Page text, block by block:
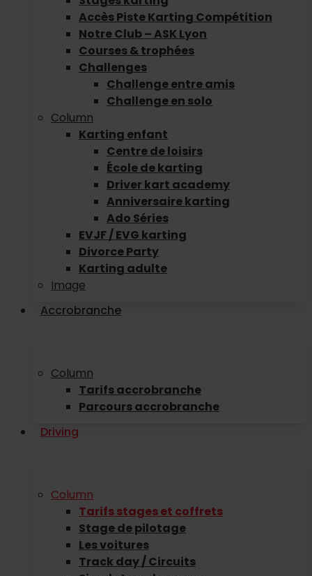
Accès Piste Karting Compétition
Notre Club – ASK Lyon
Courses & trophées
Challenges
Challenge entre amis
Challenge en solo
Column
Karting enfant
Centre de loisirs
École de karting
Driver kart academy
Anniversaire karting
Ado Séries
EVJF / EVG karting
Divorce Party
Karting adulte
Image
Accrobranche
Column
Tarifs accrobranche
Parcours accrobranche
Driving
Column
Tarifs stages et coffrets
Stage de pilotage
Les voitures
Track day / Circuits